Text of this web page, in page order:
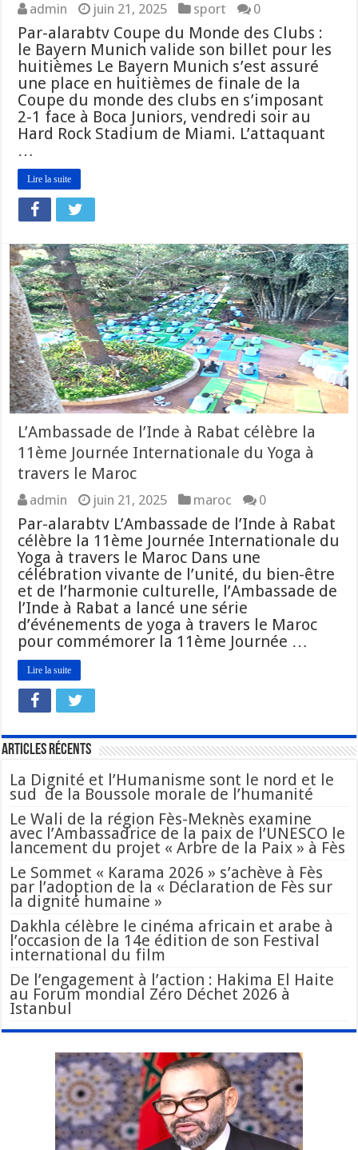
admin juin 21, 2025 sport 0
Par-alarabtv Coupe du Monde des Clubs :
le Bayern Munich valide son billet pour les
huitièmes Le Bayern Munich s’est assuré
une place en huitièmes de finale de la
Coupe du monde des clubs en s’imposant
2-1 face à Boca Juniors, vendredi soir au
Hard Rock Stadium de Miami. L’attaquant
…
Lire la suite
L’Ambassade de l’Inde à Rabat célèbre la
11ème Journée Internationale du Yoga à
travers le Maroc
admin juin 21, 2025 maroc 0
Par-alarabtv L’Ambassade de l’Inde à Rabat
célèbre la 11ème Journée Internationale du
Yoga à travers le Maroc Dans une
célébration vivante de l’unité, du bien-être
et de l’harmonie culturelle, l’Ambassade de
l’Inde à Rabat a lancé une série
d’événements de yoga à travers le Maroc
pour commémorer la 11ème Journée …
Lire la suite
Articles Récents
La Dignité et l’Humanisme sont le nord et le
sud de la Boussole morale de l’humanité
Le Wali de la région Fès-Meknès examine
avec l’Ambassadrice de la paix de l’UNESCO le
lancement du projet « Arbre de la Paix » à Fès
Le Sommet « Karama 2026 » s’achève à Fès
par l’adoption de la « Déclaration de Fès sur
la dignité humaine »
Dakhla célèbre le cinéma africain et arabe à
l’occasion de la 14e édition de son Festival
international du film
De l’engagement à l’action : Hakima El Haite
au Forum mondial Zéro Déchet 2026 à
Istanbul